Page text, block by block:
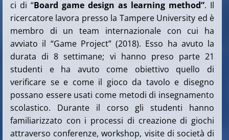
ci di “Board game design as learning method”. Il
ricercatore lavora presso la Tampere University ed è
membro di un team internazionale con cui ha
avviato il “Game Project” (2018). Esso ha avuto la
durata di 8 settimane; vi hanno preso parte 21
studenti e ha avuto come obiettivo quello di
verificare se e come il gioco da tavolo e disegno
possano essere usati come metodi di insegnamento
scolastico. Durante il corso gli studenti hanno
familiarizzato con i processi di creazione di giochi
attraverso conferenze, workshop, visite di società di